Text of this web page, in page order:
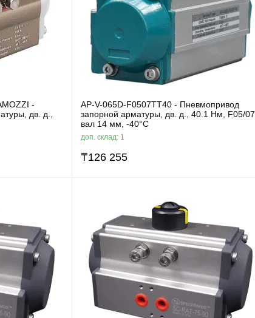
-
дв. д.,
AP-V-065D-F0507TT40 - Пневмопривод
запорной арматуры, дв. д., 40.1 Нм, F05/07,
вал 14 мм, -40°C
доп. склад: 1
₸126 255